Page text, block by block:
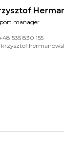
manager
+48 535 830 155